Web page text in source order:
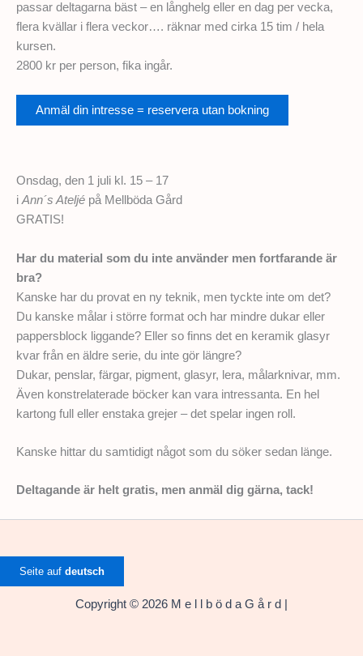
passar deltagarna bäst – en långhelg eller en dag per vecka,
flera kvällar i flera veckor…. räknar med cirka 15 tim / hela
kursen.
2800 kr per person, fika ingår.
Anmäl din intresse = reservera utan bokning
Onsdag, den 1 juli kl. 15 – 17
iAnn´s Ateljé på Mellböda Gård
GRATIS!
Har du material som du inte använder men fortfarande är
bra?
Kanske har du provat en ny teknik, men tyckte inte om det?
Du kanske målar i större format och har mindre dukar eller
pappersblock liggande? Eller so finns det en keramik glasyr
kvar från en äldre serie, du inte gör längre?
Dukar, penslar, färgar, pigment, glasyr, lera, målarknivar, mm.
Även konstrelaterade böcker kan vara intressanta. En hel
kartong full eller enstaka grejer – det spelar ingen roll.
Kanske hittar du samtidigt något som du söker sedan länge.
Deltagande är helt gratis, men anmäl dig gärna, tack!
Seite auf deutsch
Copyright © 2026 M e l l b ö d a G å r d |